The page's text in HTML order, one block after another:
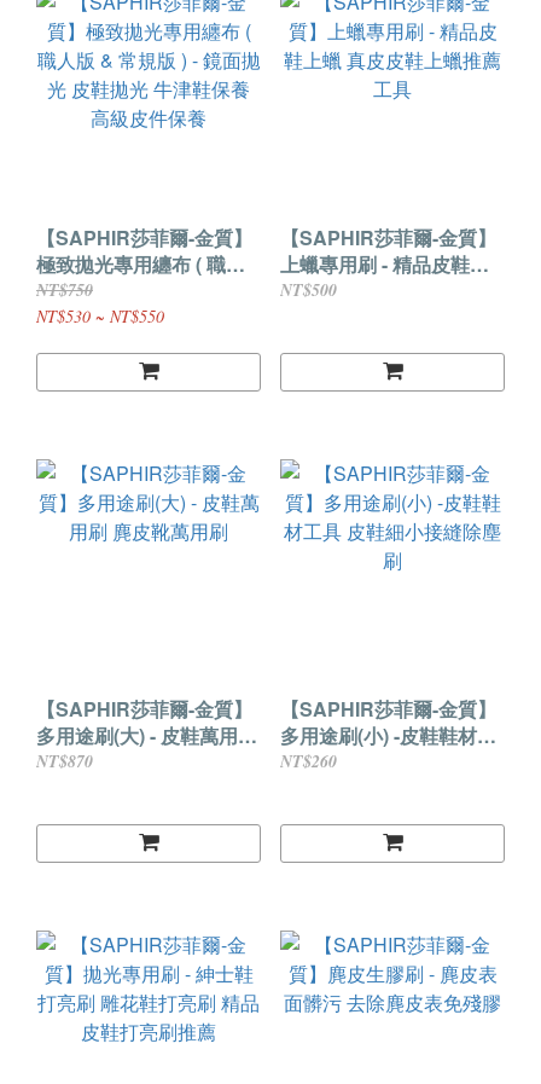
【SAPHIR莎菲爾-金質】
極致拋光專用纏布 ( 職人
版 & 常規版 ) - 鏡面拋光
皮鞋拋光 牛津鞋保養 高級
NT$750
NT$530 ~ NT$550
【SAPHIR莎菲爾-金質】
上蠟專用刷 - 精品皮鞋上
蠟 真皮皮鞋上蠟推薦工具
NT$500
【SAPHIR莎菲爾-金質】
多用途刷(大) - 皮鞋萬用刷
麂皮靴萬用刷
NT$870
【SAPHIR莎菲爾-金質】
多用途刷(小) -皮鞋鞋材工
具 皮鞋細小接縫除塵刷
NT$260